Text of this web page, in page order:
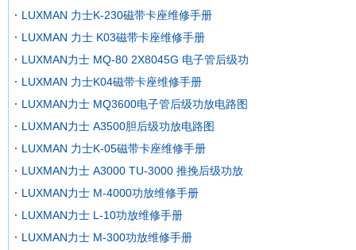
LUXMAN 力士K-230磁带卡座维修手册
LUXMAN 力士 K03磁带卡座维修手册
LUXMAN力士 MQ-80 2X8045G 电子管后级功
LUXMAN 力士K04磁带卡座维修手册
LUXMAN力士 MQ3600电子管后级功放电路图
LUXMAN力士 A3500胆后级功放电路图
LUXMAN 力士K-05磁带卡座维修手册
LUXMAN力士 A3000 TU-3000 推挽后级功放
LUXMAN力士 M-4000功放维修手册
LUXMAN力士 L-10功放维修手册
LUXMAN力士 M-300功放维修手册